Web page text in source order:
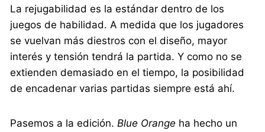
La rejugabilidad es la estándar dentro de los
juegos de habilidad. A medida que los jugadores
se vuelvan más diestros con el diseño, mayor
interés y tensión tendrá la partida. Y como no se
extienden demasiado en el tiempo, la posibilidad
de encadenar varias partidas siempre está ahí.
Pasemos a la edición. Blue Orange ha hecho un